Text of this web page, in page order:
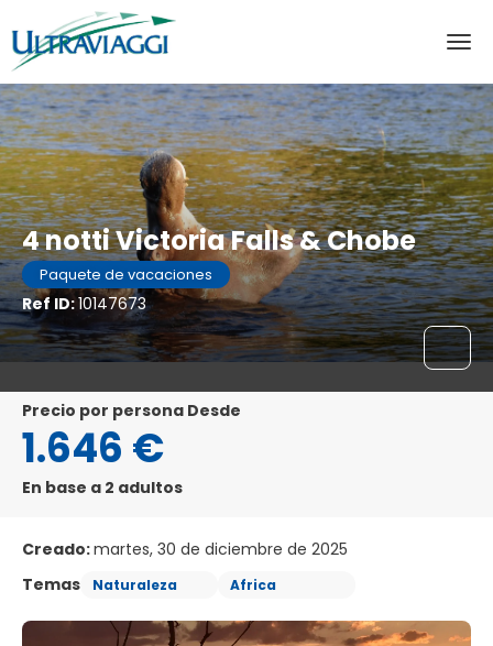
4 notti Victoria Falls & Chobe
Paquete de vacaciones
Ref ID:10147673
precio por persona Desde
1.646 €
En base a 2 adultos
Creado:martes, 30 de diciembre de 2025
Temas
Naturaleza Africa